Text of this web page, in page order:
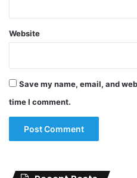
Website
Save my name, email, and
time I comment.